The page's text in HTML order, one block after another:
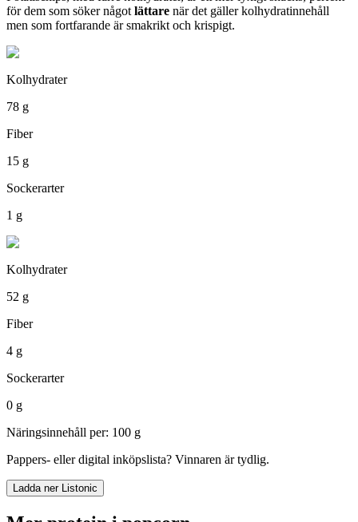
för dem som söker något lättare när det gäller kolhydratinnehåll
men som fortfarande är smakrikt och krispigt.
Kolhydrater
78 g
Fiber
15 g
Sockerarter
1 g
Kolhydrater
52 g
Fiber
4 g
Sockerarter
0 g
Näringsinnehåll per: 100 g
Pappers- eller digital inköpslista? Vinnaren är tydlig.
Ladda ner Listonic